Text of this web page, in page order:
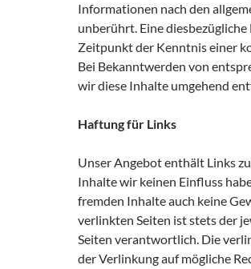
Informationen nach den
unberührt. Eine
Zeitpunkt der Kenntnis einer
Bei Bekanntwerden von
wir diese Inhalte umgehend
Haftung für Links
Unser Angebot enthält Links
Inhalte wir keinen Einfluss
fremden Inhalte auch keine
verlinkten Seiten ist stets der
Seiten verantwortlich. Die
der Verlinkung auf mögliche